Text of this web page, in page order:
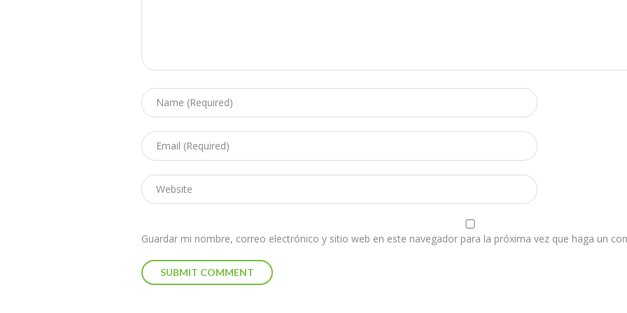
Guardar mi nombre, correo electrónico y sitio web en este navegador para la próxima vez que haga un